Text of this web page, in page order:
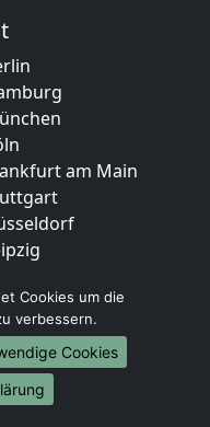
am Main
Cookies um die
verbessern.
Cookies